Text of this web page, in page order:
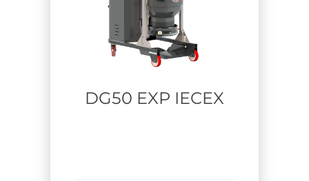
DG50 EXP IECEX